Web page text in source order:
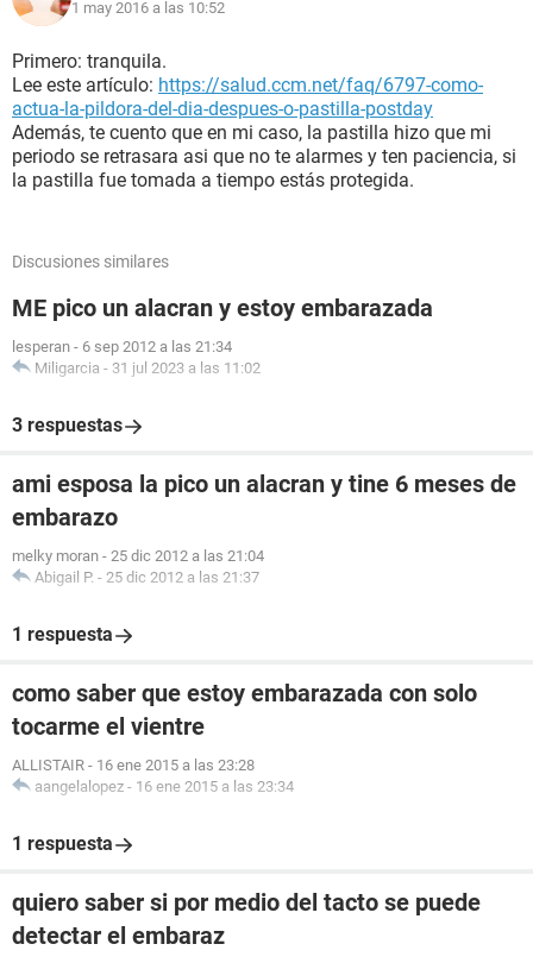
1 may 2016 a las 10:52
Primero: tranquila.
Lee este artículo: https://salud.ccm.net/faq/6797-como-
actua-la-pildora-del-dia-despues-o-pastilla-postday
Además, te cuento que en mi caso, la pastilla hizo que mi
periodo se retrasara asi que no te alarmes y ten paciencia, si
la pastilla fue tomada a tiempo estás protegida.
Discusiones similares
ME pico un alacran y estoy embarazada
lesperan - 6 sep 2012 a las 21:34
Miligarcia - 31 jul 2023 a las 11:02
3 respuestas
ami esposa la pico un alacran y tine 6 meses de
embarazo
melky moran - 25 dic 2012 a las 21:04
Abigail P. - 25 dic 2012 a las 21:37
1 respuesta
como saber que estoy embarazada con solo
tocarme el vientre
ALLISTAIR - 16 ene 2015 a las 23:28
aangelalopez - 16 ene 2015 a las 23:34
1 respuesta
quiero saber si por medio del tacto se puede
detectar el embaraz